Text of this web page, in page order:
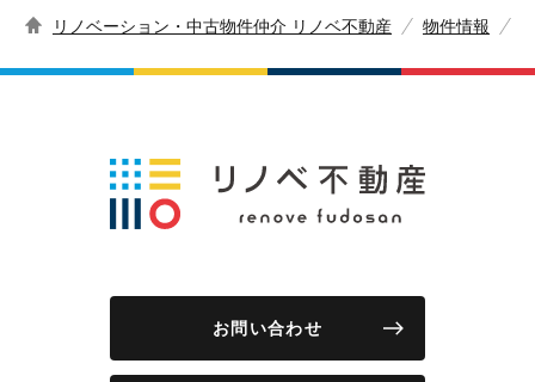
リノベーション・中古物件仲介 リノベ不動産 物件情報
お問い合わせ